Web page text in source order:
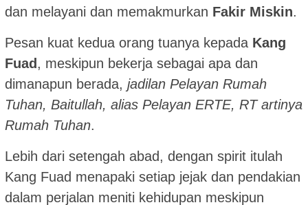
dan melayani dan memakmurkan Fakir Miskin.
Pesan kuat kedua orang tuanya kepada Kang
Fuad , meskipun bekerja sebagai apa dan
dimanapun berada, jadilan Pelayan Rumah
Tuhan, Baitullah, alias Pelayan ERTE, RT artinya
Rumah Tuhan.
Lebih dari setengah abad, dengan spirit itulah
Kang Fuad menapaki setiap jejak dan pendakian
dalam perjalan meniti kehidupan meskipun